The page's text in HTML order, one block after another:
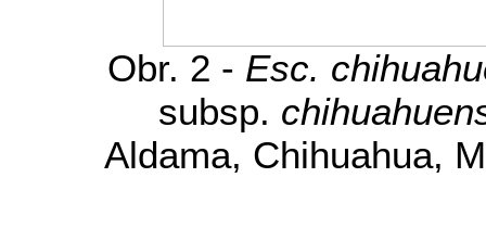
Obr. 2 - Esc.
subsp.
Aldama, Chihuahua,